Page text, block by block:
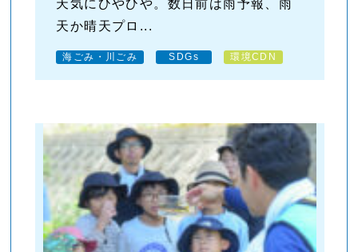
天気にひやひや。数日前は雨予報、雨
天か晴天プロ...
海ごみ・川ごみ SDGs 環境CDN